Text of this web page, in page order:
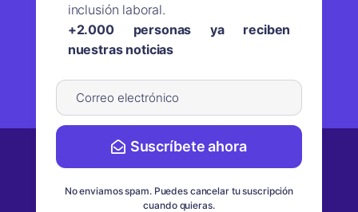
inclusión laboral.
+2.000 personas ya reciben
nuestras noticias
Suscríbete ahora
No enviamos spam. Puedes cancelar tu suscripción
cuando quieras.